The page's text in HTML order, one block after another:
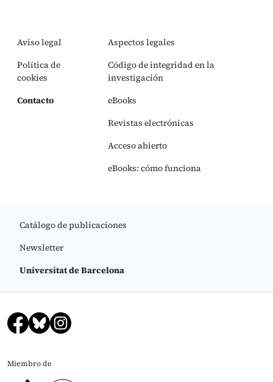
Aviso legal
Política de
cookies
Contacto
Aspectos legales
Código de integridad en la
investigación
eBooks
Revistas electrónicas
Acceso abierto
eBooks: cómo funciona
Catálogo de publicaciones
Newsletter
Universitat de Barcelona
Miembro de